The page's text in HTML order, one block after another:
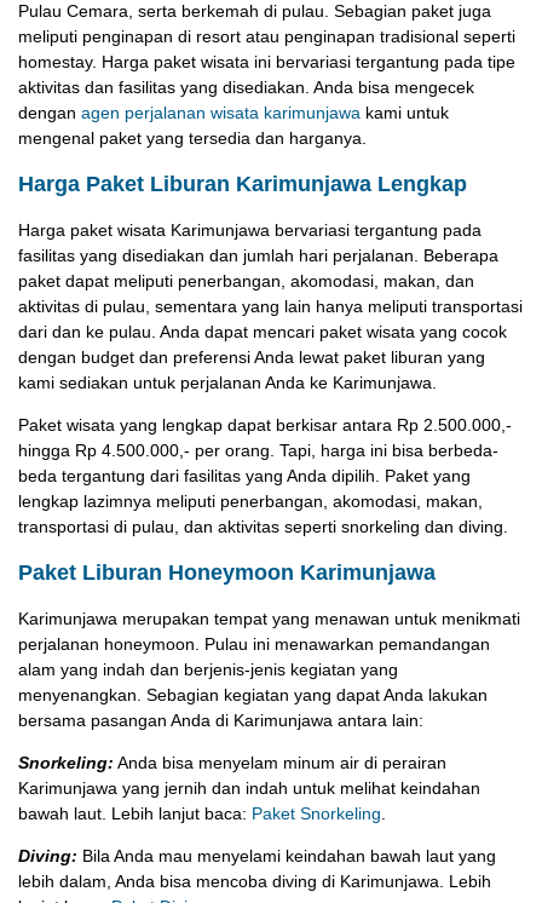
Pulau Cemara, serta berkemah di pulau. Sebagian paket juga
meliputi penginapan di resort atau penginapan tradisional seperti
homestay. Harga paket wisata ini bervariasi tergantung pada tipe
aktivitas dan fasilitas yang disediakan. Anda bisa mengecek
dengan agen perjalanan wisata karimunjawa kami untuk
mengenal paket yang tersedia dan harganya.
Harga Paket Liburan Karimunjawa Lengkap
Harga paket wisata Karimunjawa bervariasi tergantung pada
fasilitas yang disediakan dan jumlah hari perjalanan. Beberapa
paket dapat meliputi penerbangan, akomodasi, makan, dan
aktivitas di pulau, sementara yang lain hanya meliputi transportasi
dari dan ke pulau. Anda dapat mencari paket wisata yang cocok
dengan budget dan preferensi Anda lewat paket liburan yang
kami sediakan untuk perjalanan Anda ke Karimunjawa.
Paket wisata yang lengkap dapat berkisar antara Rp 2.500.000,-
hingga Rp 4.500.000,- per orang. Tapi, harga ini bisa berbeda-
beda tergantung dari fasilitas yang Anda dipilih. Paket yang
lengkap lazimnya meliputi penerbangan, akomodasi, makan,
transportasi di pulau, dan aktivitas seperti snorkeling dan diving.
Paket Liburan Honeymoon Karimunjawa
Karimunjawa merupakan tempat yang menawan untuk menikmati
perjalanan honeymoon. Pulau ini menawarkan pemandangan
alam yang indah dan berjenis-jenis kegiatan yang
menyenangkan. Sebagian kegiatan yang dapat Anda lakukan
bersama pasangan Anda di Karimunjawa antara lain:
Snorkeling: Anda bisa menyelam minum air di perairan
Karimunjawa yang jernih dan indah untuk melihat keindahan
bawah laut. Lebih lanjut baca: Paket Snorkeling.
Diving: Bila Anda mau menyelami keindahan bawah laut yang
lebih dalam, Anda bisa mencoba diving di Karimunjawa. Lebih